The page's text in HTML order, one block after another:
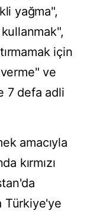
yağma",
için
ve
7 defa adli
amacıyla
kırmızı
Türkiye'ye